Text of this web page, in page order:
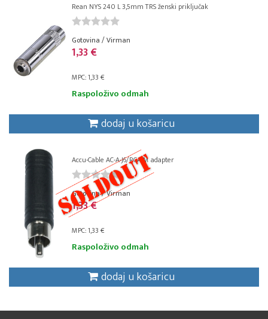
Rean NYS 240 L 3,5mm TRS ženski priključak
Gotovina / Virman
1,33 €
MPC: 1,33 €
Raspoloživo odmah
dodaj u košaricu
Accu-Cable AC-A-J6/RCA-M adapter
Gotovina / Virman
1,33 €
MPC: 1,33 €
Raspoloživo odmah
dodaj u košaricu